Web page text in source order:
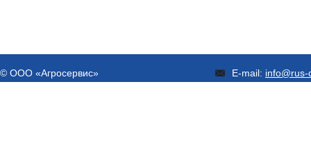
© ООО «Агросервис» E-mail: